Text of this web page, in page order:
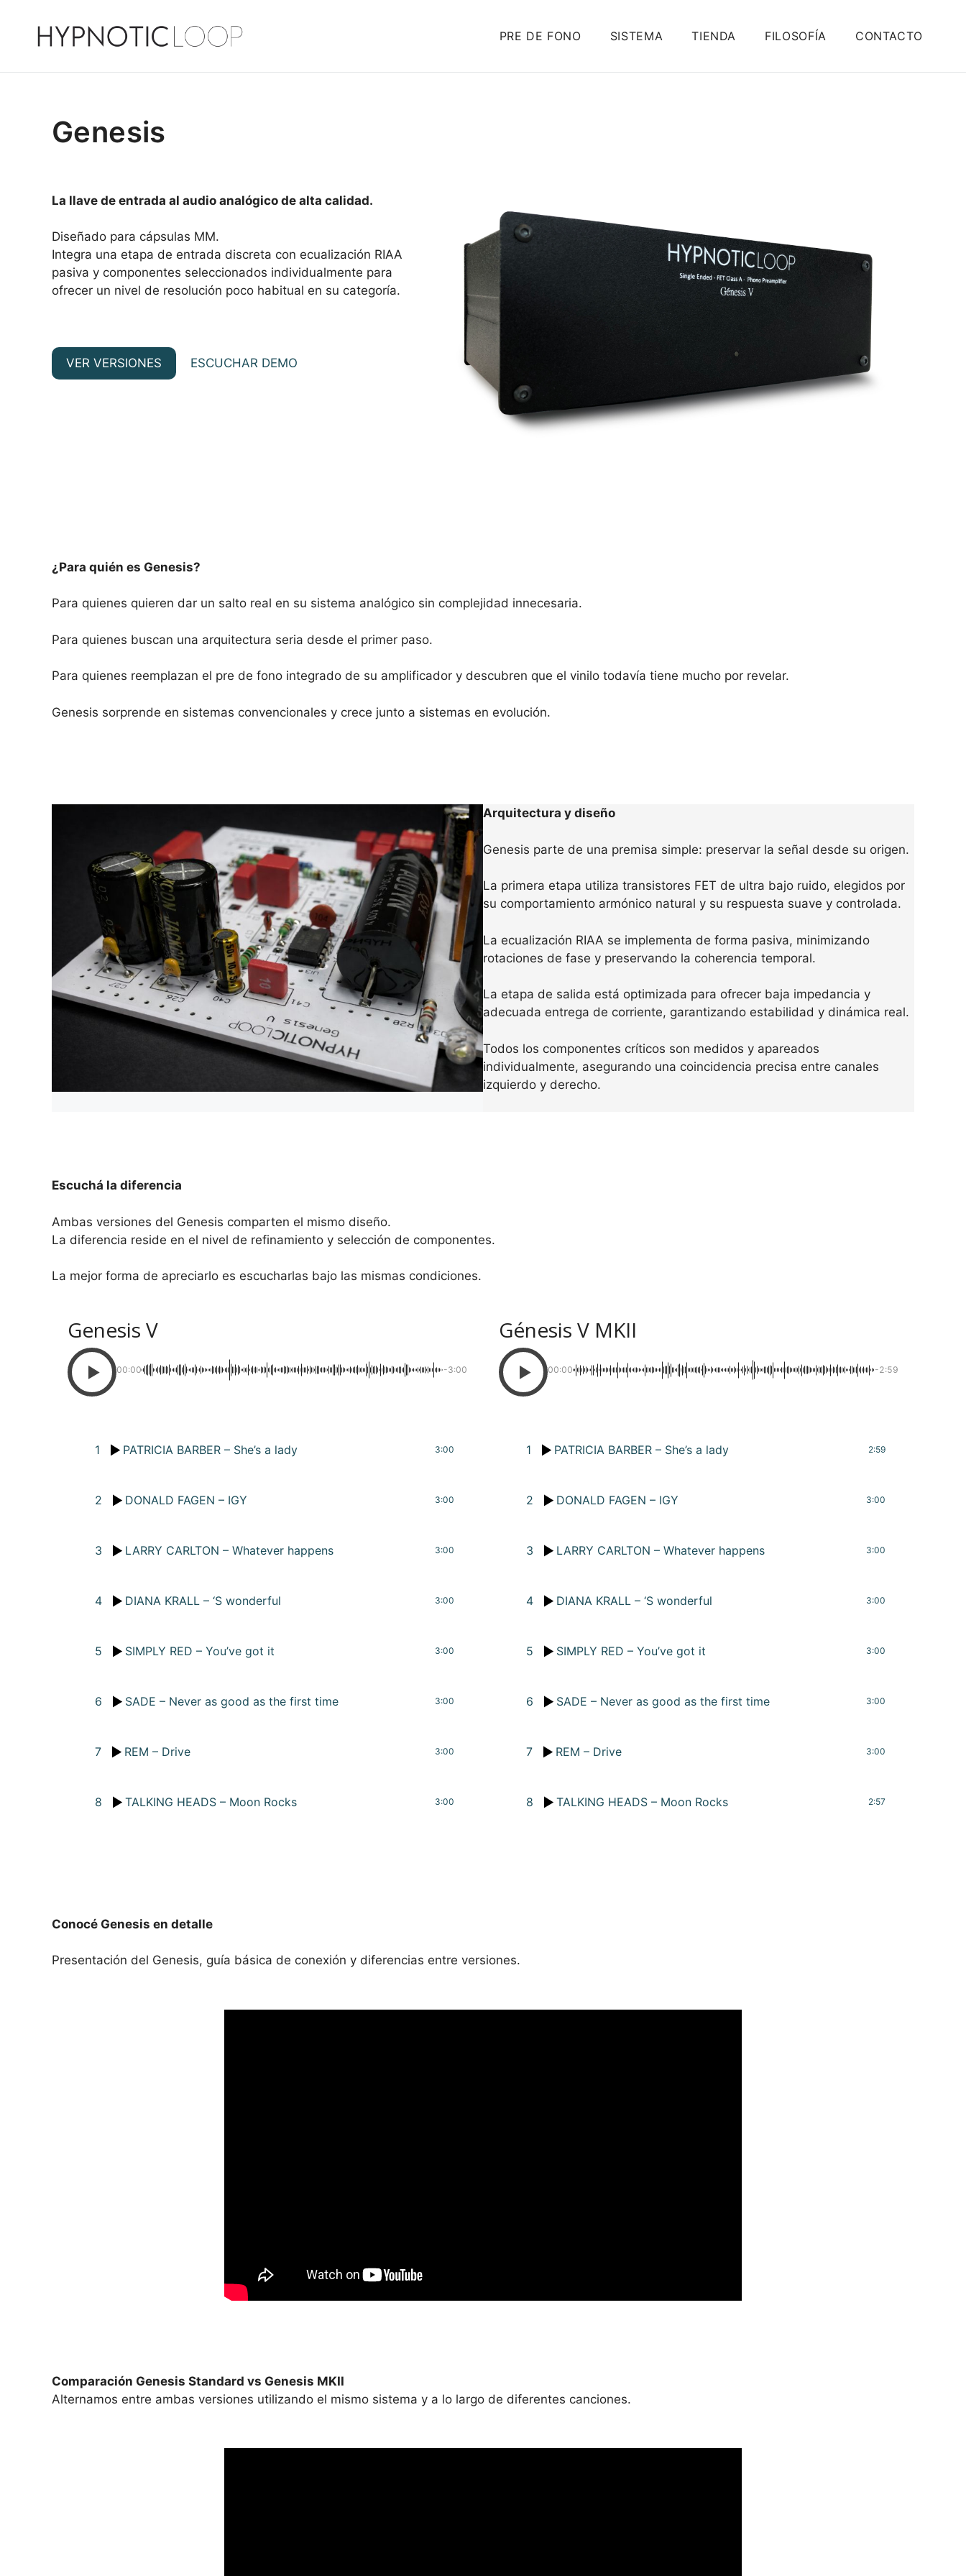
contenido
PRE DE FONO SISTEMA TIENDA FILOSOFÍA CONTACTO
Genesis
La llave de entrada al audio analógico de alta calidad.
Diseñado para cápsulas MM.
Integra una etapa de entrada discreta con ecualización RIAA
pasiva y componentes seleccionados individualmente para
ofrecer un nivel de resolución poco habitual en su categoría.
VER VERSIONES ESCUCHAR DEMO
¿Para quién es Genesis?
Para quienes quieren dar un salto real en su sistema analógico sin complejidad innecesaria.
Para quienes buscan una arquitectura seria desde el primer paso.
Para quienes reemplazan el pre de fono integrado de su amplificador y descubren que el vinilo todavía tiene mucho por revelar.
Genesis sorprende en sistemas convencionales y crece junto a sistemas en evolución.
Arquitectura y diseño
Genesis parte de una premisa simple: preservar la señal desde su origen.
La primera etapa utiliza transistores FET de ultra bajo ruido, elegidos por
su comportamiento armónico natural y su respuesta suave y controlada.
La ecualización RIAA se implementa de forma pasiva, minimizando
rotaciones de fase y preservando la coherencia temporal.
La etapa de salida está optimizada para ofrecer baja impedancia y
adecuada entrega de corriente, garantizando estabilidad y dinámica real.
Todos los componentes críticos son medidos y apareados
individualmente, asegurando una coincidencia precisa entre canales
izquierdo y derecho.
Escuchá la diferencia
Ambas versiones del Genesis comparten el mismo diseño.
La diferencia reside en el nivel de refinamiento y selección de componentes.
La mejor forma de apreciarlo es escucharlas bajo las mismas condiciones.
Genesis V
00:00 -3:00
1 PATRICIA BARBER – She’s a lady 3:00
2 DONALD FAGEN – IGY 3:00
3 LARRY CARLTON – Whatever happens 3:00
4 DIANA KRALL – ‘S wonderful 3:00
5 SIMPLY RED – You’ve got it 3:00
6 SADE – Never as good as the first time 3:00
7 REM – Drive 3:00
8 TALKING HEADS – Moon Rocks 3:00
Génesis V MKII
00:00 -2:59
1 PATRICIA BARBER – She’s a lady 2:59
2 DONALD FAGEN – IGY 3:00
3 LARRY CARLTON – Whatever happens 3:00
4 DIANA KRALL – ‘S wonderful 3:00
5 SIMPLY RED – You’ve got it 3:00
6 SADE – Never as good as the first time 3:00
7 REM – Drive 3:00
8 TALKING HEADS – Moon Rocks 2:57
Conocé Genesis en detalle
Presentación del Genesis, guía básica de conexión y diferencias entre versiones.
Comparación Genesis Standard vs Genesis MKII
Alternamos entre ambas versiones utilizando el mismo sistema y a lo largo de diferentes canciones.